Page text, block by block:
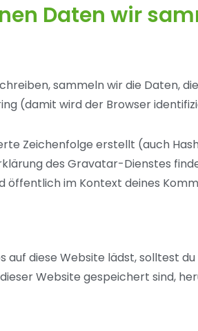
Daten wir
sammeln wir die Daten,
(damit wird der Browser
Zeichenfolge erstellt (auch
des Gravatar-Dienstes
öffentlich im Kontext deines
diese Website lädst, solltest
Website gespeichert sind,